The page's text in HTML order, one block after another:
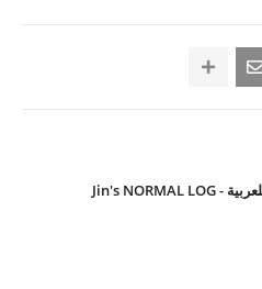
فلوق جين مترجم للعربية - Jin's NORMAL LOG